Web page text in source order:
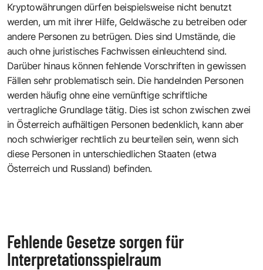
Kryptowährungen dürfen beispielsweise nicht benutzt
werden, um mit ihrer Hilfe, Geldwäsche zu betreiben oder
andere Personen zu betrügen. Dies sind Umstände, die
auch ohne juristisches Fachwissen einleuchtend sind.
Darüber hinaus können fehlende Vorschriften in gewissen
Fällen sehr problematisch sein. Die handelnden Personen
werden häufig ohne eine vernünftige schriftliche
vertragliche Grundlage tätig. Dies ist schon zwischen zwei
in Österreich aufhältigen Personen bedenklich, kann aber
noch schwieriger rechtlich zu beurteilen sein, wenn sich
diese Personen in unterschiedlichen Staaten (etwa
Österreich und Russland) befinden.
Fehlende Gesetze sorgen für
Interpretationsspielraum